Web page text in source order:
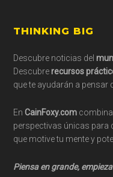
Footer
THINKING BIG
Descubre noticias del
Descubrerecursos
que te ayudarán a pensar
EnCainFoxy.com
perspectivas únicas para
que motive tu mente y
Piensa en grande,